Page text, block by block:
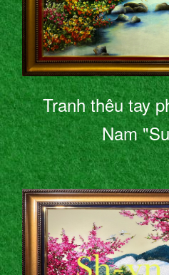
Tranh thêu tay
Nam